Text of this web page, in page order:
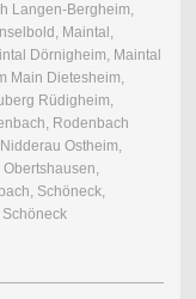
Langen-Bergheim,
Maintal,
Dörnigheim, Maintal
Main Dietesheim,
Rüdigheim,
Rodenbach
Ostheim,
Schöneck,